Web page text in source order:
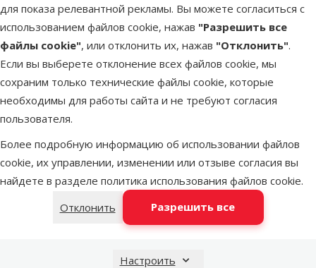
для показа релевантной рекламы. Вы можете согласиться с
использованием файлов cookie, нажав "Разрешить все
файлы cookie", или отклонить их, нажав "Отклонить".
Если вы выберете отклонение всех файлов cookie, мы
сохраним только технические файлы cookie, которые
необходимы для работы сайта и не требуют согласия
пользователя.
Более подробную информацию об использовании файлов
cookie, их управлении, изменении или отзыве согласия вы
найдете в разделе политика использования файлов cookie.
Отклонить
Разрешить все
Настроить
DPD Pickup tīkls
OMNIVA пакоматы недоступен
Добавить в корзину